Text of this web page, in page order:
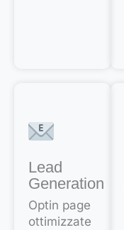
Lead
Generation
Optin page
ottimizzate